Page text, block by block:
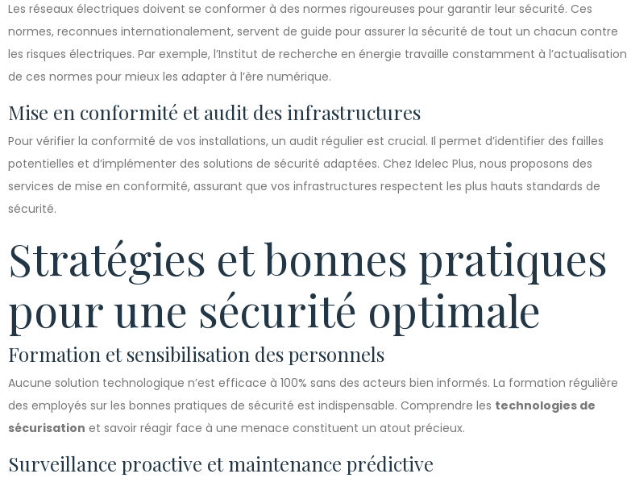
Les réseaux électriques doivent se conformer à des normes rigoureuses pour garantir leur sécurité. Ces
normes, reconnues internationalement, servent de guide pour assurer la sécurité de tout un chacun contre
les risques électriques. Par exemple, l’Institut de recherche en énergie travaille constamment à l’actualisation
de ces normes pour mieux les adapter à l’ère numérique.
Mise en conformité et audit des infrastructures
Pour vérifier la conformité de vos installations, un audit régulier est crucial. Il permet d’identifier des failles
potentielles et d’implémenter des solutions de sécurité adaptées. Chez Idelec Plus, nous proposons des
services de mise en conformité, assurant que vos infrastructures respectent les plus hauts standards de
sécurité.
Stratégies et bonnes pratiques
pour une sécurité optimale
Formation et sensibilisation des personnels
Aucune solution technologique n’est efficace à 100% sans des acteurs bien informés. La formation régulière
des employés sur les bonnes pratiques de sécurité est indispensable. Comprendre les technologies de
sécurisation et savoir réagir face à une menace constituent un atout précieux.
Surveillance proactive et maintenance prédictive